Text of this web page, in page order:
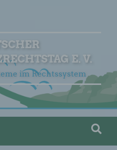
E. V.
im Rechtssystem